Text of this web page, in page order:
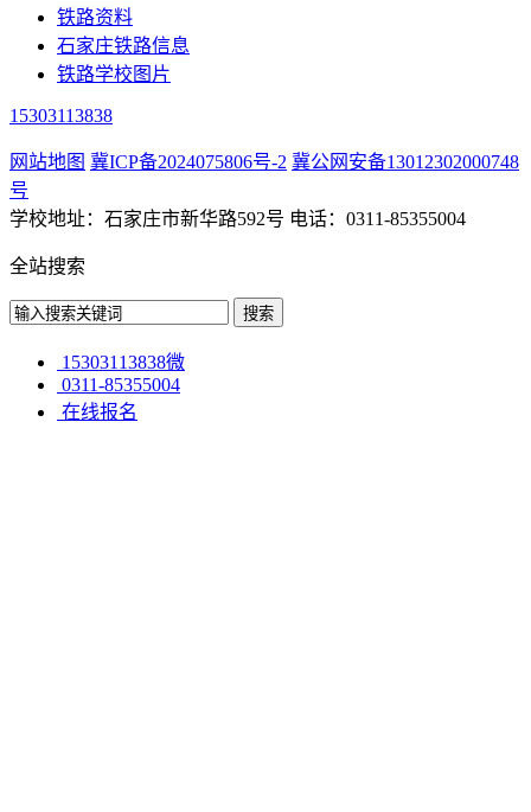
铁路资料
石家庄铁路信息
铁路学校图片
15303113838
网站地图 冀ICP备2024075806号-2 冀公网安备13012302000748
号
学校地址：石家庄市新华路592号 电话：0311-85355004
全站搜索
15303113838微
0311-85355004
在线报名